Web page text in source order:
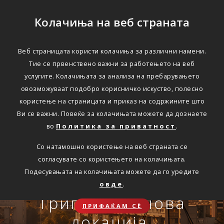
Колачиња на веб страната
Веб страницата користи колачиња за различни намени.
Тие се првенствено важни за работењето на веб
услугите. Колачињата за анализа на пребарувањето
овозможуваат подобро корисничко искуство, полесно
користење на страницата и приказ на содржините што
Ви се важни. Повеќе за колачињата можете да дознаете
во Политика за приватност .
Со натамошно користење на веб страната се
согласувате со користењето на колачињата.
Подесувањата на колачињата можете да го уредите
овде .
ПРИФАЌАМ СЀ
Триглав на нова
Сѐ ќе биде во ред
Совет, информација или инспирација за секоја животна
Онлајн пријава на
осигурен случај преку
OneID
Travel Smart и Travel
Smart Plus
Едноставно преку
интернет
АВТОМОБИЛСКА ОДГОВОРНОСТ
Oнлајн обнова на осигурување.
ЗДРАВСТВЕНО ПАТНИЧКО